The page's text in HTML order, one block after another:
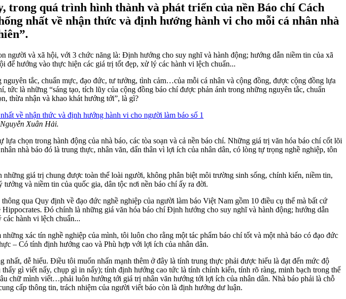
quá trình hình thành và phát triển của nền Báo chí Cách
nhất về nhận thức và định hướng hành vi cho mỗi cá nhân nhà
và xã hội, với 3 chức năng là: Định hướng cho suy nghĩ và hành động; hướng dẫn niềm tin của xã
để hướng vào thực hiện các giá trị tốt đẹp, xử lý các hành vi lệch chuẩn...
tắc, chuẩn mực, đạo đức, tư tưởng, tình cảm…của mỗi cá nhân và cộng đồng, được cộng đồng lựa
là những “sáng tạo, tích lũy của cộng đồng báo chí được phản ánh trong những nguyên tắc, chuẩn
thừa nhận và khao khát hướng tới”, là gì?
Xuân Hải.
chọn trong hành động của nhà báo, các tòa soạn và cả nền báo chí. Những giá trị văn hóa báo chí cốt lõi
nhà báo đó là trung thực, nhân văn, dấn thân vì lợi ích của nhân dân, có lòng tự trọng nghề nghiệp, tôn
giá trị chung được toàn thể loài người, không phân biệt môi trường sinh sống, chính kiến, niềm tin,
và niềm tin của quốc gia, dân tộc nơi nền báo chí ấy ra đời.
qua Quy định về đạo đức nghề nghiệp của người làm báo Việt Nam gồm 10 điều cụ thể mà bất cứ
Đó chính là những giá văn hóa báo chí Định hướng cho suy nghĩ và hành động; hướng dẫn
hành vi lệch chuẩn...
xác tín nghề nghiệp của mình, tôi luôn cho rằng một tác phẩm báo chí tốt và một nhà báo có đạo đức
– Có tính định hướng cao và Phù hợp với lợi ích của nhân dân.
dễ hiểu. Điều tôi muốn nhấn mạnh thêm ở đây là tính trung thực phải được hiểu là đạt đến mức độ
gì viết nấy, chụp gì in nấy); tính định hướng cao tức là tính chính kiến, tính rõ ràng, minh bạch trong thể
chữ mình viết…phải luôn hướng tới giá trị nhân văn hướng tới lợi ích của nhân dân. Nhà báo phải là chỗ
cấp thông tin, trách nhiệm của người viết báo còn là định hướng dư luận.